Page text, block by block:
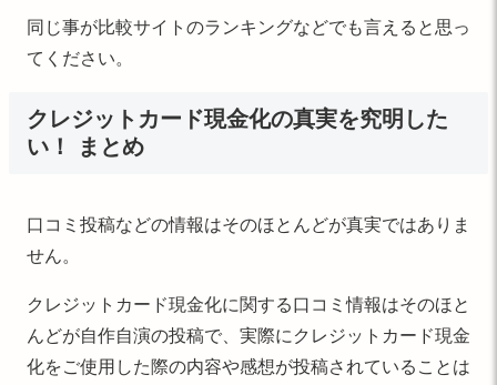
同じ事が比較サイトのランキングなどでも言えると思っ
てください。
クレジットカード現金化の真実を究明した
い！ まとめ
口コミ投稿などの情報はそのほとんどが真実ではありま
せん。
クレジットカード現金化に関する口コミ情報はそのほと
んどが自作自演の投稿で、実際にクレジットカード現金
化をご使用した際の内容や感想が投稿されていることは